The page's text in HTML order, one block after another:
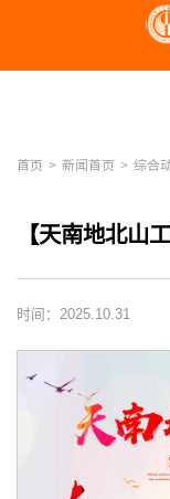
首页 > 新闻首页 > 综合
【天南地北山
时间：2025.10.31